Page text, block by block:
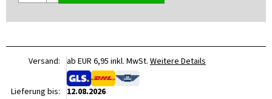
Versand: ab EUR 6,95 inkl. MwSt. Weitere Details
Lieferung bis:
12.08.2026